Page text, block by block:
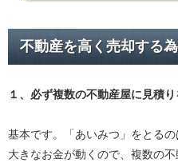
不動産を高く売却する
１、必ず複数の不動産屋に見積り
基本です。「あいみつ」をとるの
大きなお金が動くので、複数の